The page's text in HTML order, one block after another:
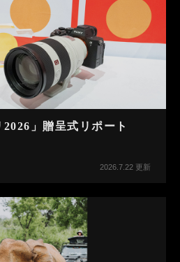
2026」贈呈式リポート
2026.7.22 更新